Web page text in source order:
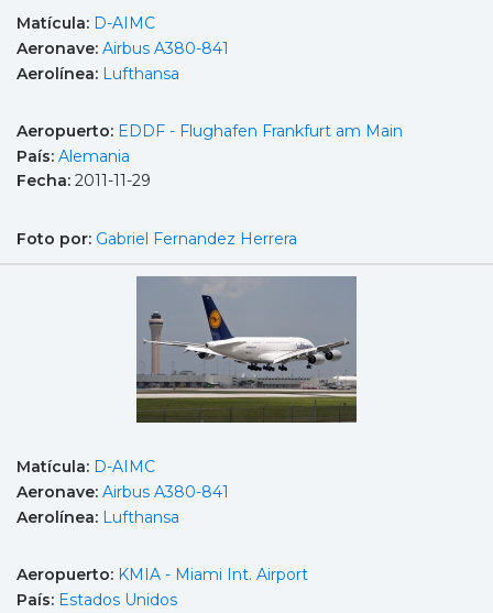
Matícula: D-AIMC
Aeronave: Airbus A380-841
Aerolínea: Lufthansa
Aeropuerto: EDDF - Flughafen Frankfurt am Main
País: Alemania
Fecha: 2011-11-29
Foto por: Gabriel Fernandez Herrera
Matícula: D-AIMC
Aeronave: Airbus A380-841
Aerolínea: Lufthansa
Aeropuerto: KMIA - Miami Int. Airport
País: Estados Unidos